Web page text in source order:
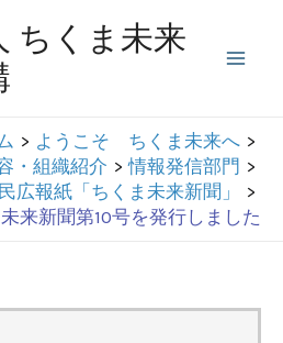
ちくま未来
ようこそ ちくま未来へ
・組織紹介
情報発信部門
広報紙「ちくま未来新聞」
来新聞第10号を発行しました